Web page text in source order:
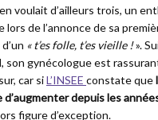
voulait d’ailleurs trois, un
lors de l’annonce de sa
« t’es folle, t’es vieille !».
son gynécologue est
car siL’INSEE constate que
d’augmenter depuis les
figure d’exception.